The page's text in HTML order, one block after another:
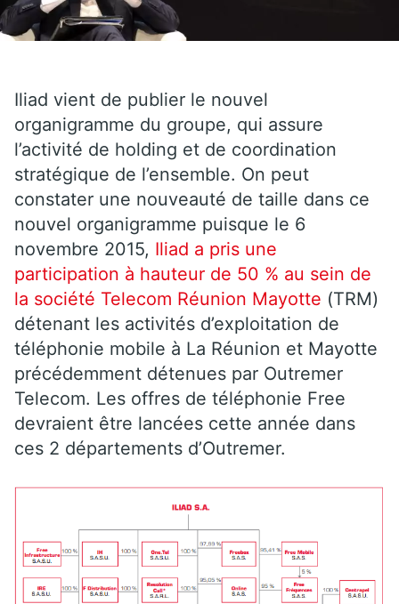
Iliad vient de publier le nouvel
organigramme du groupe, qui assure
l’activité de holding et de coordination
stratégique de l’ensemble. On peut
constater une nouveauté de taille dans ce
nouvel organigramme puisque le 6
novembre 2015, Iliad a pris une
participation à hauteur de 50 % au sein de
la société Telecom Réunion Mayotte (TRM)
détenant les activités d’exploitation de
téléphonie mobile à La Réunion et Mayotte
précédemment détenues par Outremer
Telecom. Les offres de téléphonie Free
devraient être lancées cette année dans
ces 2 départements d’Outremer.